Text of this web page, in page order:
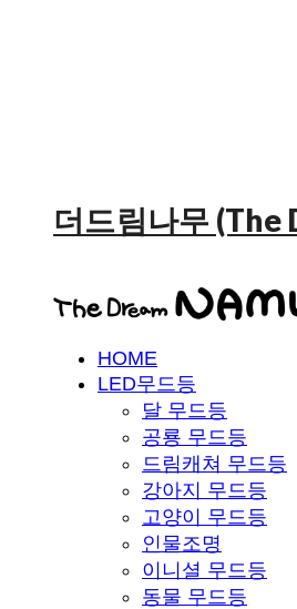
더드림나무 (The
HOME
LED무드등
달 무드등
공룡 무드등
드림캐쳐 무드등
강아지 무드등
고양이 무드등
인물조명
이니셜 무드등
동물 무드등